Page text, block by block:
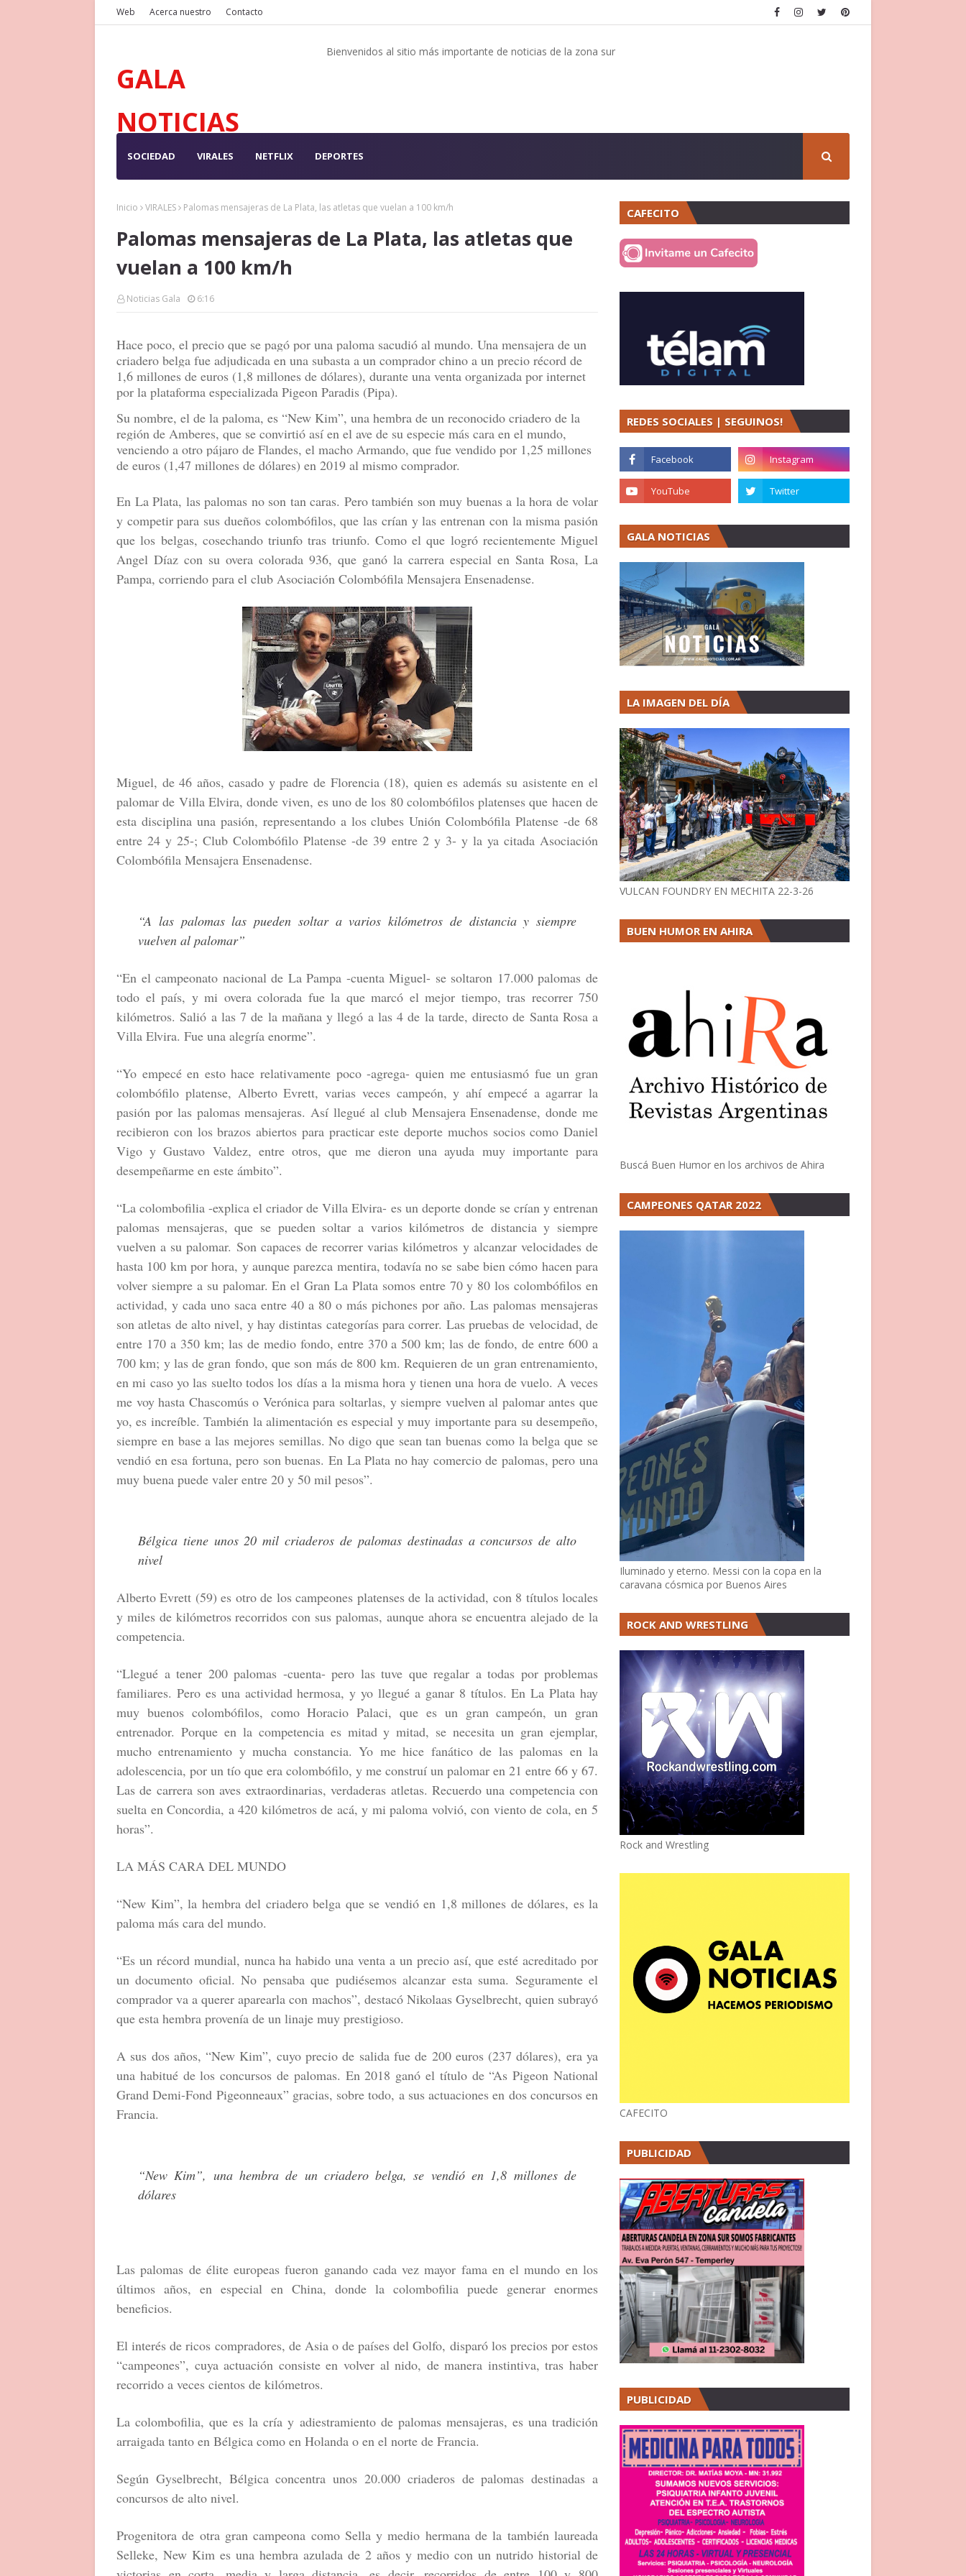
Web Acerca nuestro Contacto
GALA
NOTICIAS
Bienvenidos al sitio más importante de noticias de la zona sur
SOCIEDAD VIRALES NETFLIX DEPORTES
Inicio VIRALES Palomas mensajeras de La Plata, las atletas que vuelan a 100 km/h
Palomas mensajeras de La Plata, las atletas que
vuelan a 100 km/h
Noticias Gala 6:16
Hace poco, el precio que se pagó por una paloma sacudió al mundo. Una mensajera de un
criadero belga fue adjudicada en una subasta a un comprador chino a un precio récord de
1,6 millones de euros (1,8 millones de dólares), durante una venta organizada por internet
por la plataforma especializada Pigeon Paradis (Pipa).
Su nombre, el de la paloma, es “New Kim”, una hembra de un reconocido criadero de la
región de Amberes, que se convirtió así en el ave de su especie más cara en el mundo,
venciendo a otro pájaro de Flandes, el macho Armando, que fue vendido por 1,25 millones
de euros (1,47 millones de dólares) en 2019 al mismo comprador.
En La Plata, las palomas no son tan caras. Pero también son muy buenas a la hora de volar
y competir para sus dueños colombófilos, que las crían y las entrenan con la misma pasión
que los belgas, cosechando triunfo tras triunfo. Como el que logró recientemente Miguel
Angel Díaz con su overa colorada 936, que ganó la carrera especial en Santa Rosa, La
Pampa, corriendo para el club Asociación Colombófila Mensajera Ensenadense.
Miguel, de 46 años, casado y padre de Florencia (18), quien es además su asistente en el
palomar de Villa Elvira, donde viven, es uno de los 80 colombófilos platenses que hacen de
esta disciplina una pasión, representando a los clubes Unión Colombófila Platense -de 68
entre 24 y 25-; Club Colombófilo Platense -de 39 entre 2 y 3- y la ya citada Asociación
Colombófila Mensajera Ensenadense.
“A las palomas las pueden soltar a varios kilómetros de distancia y siempre
vuelven al palomar”
“En el campeonato nacional de La Pampa -cuenta Miguel- se soltaron 17.000 palomas de
todo el país, y mi overa colorada fue la que marcó el mejor tiempo, tras recorrer 750
kilómetros. Salió a las 7 de la mañana y llegó a las 4 de la tarde, directo de Santa Rosa a
Villa Elvira. Fue una alegría enorme”.
“Yo empecé en esto hace relativamente poco -agrega- quien me entusiasmó fue un gran
colombófilo platense, Alberto Evrett, varias veces campeón, y ahí empecé a agarrar la
pasión por las palomas mensajeras. Así llegué al club Mensajera Ensenadense, donde me
recibieron con los brazos abiertos para practicar este deporte muchos socios como Daniel
Vigo y Gustavo Valdez, entre otros, que me dieron una ayuda muy importante para
desempeñarme en este ámbito”.
“La colombofilia -explica el criador de Villa Elvira- es un deporte donde se crían y entrenan
palomas mensajeras, que se pueden soltar a varios kilómetros de distancia y siempre
vuelven a su palomar. Son capaces de recorrer varias kilómetros y alcanzar velocidades de
hasta 100 km por hora, y aunque parezca mentira, todavía no se sabe bien cómo hacen para
volver siempre a su palomar. En el Gran La Plata somos entre 70 y 80 los colombófilos en
actividad, y cada uno saca entre 40 a 80 o más pichones por año. Las palomas mensajeras
son atletas de alto nivel, y hay distintas categorías para correr. Las pruebas de velocidad, de
entre 170 a 350 km; las de medio fondo, entre 370 a 500 km; las de fondo, de entre 600 a
700 km; y las de gran fondo, que son más de 800 km. Requieren de un gran entrenamiento,
en mi caso yo las suelto todos los días a la misma hora y tienen una hora de vuelo. A veces
me voy hasta Chascomús o Verónica para soltarlas, y siempre vuelven al palomar antes que
yo, es increíble. También la alimentación es especial y muy importante para su desempeño,
siempre en base a las mejores semillas. No digo que sean tan buenas como la belga que se
vendió en esa fortuna, pero son buenas. En La Plata no hay comercio de palomas, pero una
muy buena puede valer entre 20 y 50 mil pesos”.
Bélgica tiene unos 20 mil criaderos de palomas destinadas a concursos de alto
nivel
Alberto Evrett (59) es otro de los campeones platenses de la actividad, con 8 títulos locales
y miles de kilómetros recorridos con sus palomas, aunque ahora se encuentra alejado de la
competencia.
“Llegué a tener 200 palomas -cuenta- pero las tuve que regalar a todas por problemas
familiares. Pero es una actividad hermosa, y yo llegué a ganar 8 títulos. En La Plata hay
muy buenos colombófilos, como Horacio Palaci, que es un gran campeón, un gran
entrenador. Porque en la competencia es mitad y mitad, se necesita un gran ejemplar,
mucho entrenamiento y mucha constancia. Yo me hice fanático de las palomas en la
adolescencia, por un tío que era colombófilo, y me construí un palomar en 21 entre 66 y 67.
Las de carrera son aves extraordinarias, verdaderas atletas. Recuerdo una competencia con
suelta en Concordia, a 420 kilómetros de acá, y mi paloma volvió, con viento de cola, en 5
horas”.
LA MÁS CARA DEL MUNDO
“New Kim”, la hembra del criadero belga que se vendió en 1,8 millones de dólares, es la
paloma más cara del mundo.
“Es un récord mundial, nunca ha habido una venta a un precio así, que esté acreditado por
un documento oficial. No pensaba que pudiésemos alcanzar esta suma. Seguramente el
comprador va a querer aparearla con machos”, destacó Nikolaas Gyselbrecht, quien subrayó
que esta hembra provenía de un linaje muy prestigioso.
A sus dos años, “New Kim”, cuyo precio de salida fue de 200 euros (237 dólares), era ya
una habitué de los concursos de palomas. En 2018 ganó el título de “As Pigeon National
Grand Demi-Fond Pigeonneaux” gracias, sobre todo, a sus actuaciones en dos concursos en
Francia.
“New Kim”, una hembra de un criadero belga, se vendió en 1,8 millones de
dólares
Las palomas de élite europeas fueron ganando cada vez mayor fama en el mundo en los
últimos años, en especial en China, donde la colombofilia puede generar enormes
beneficios.
El interés de ricos compradores, de Asia o de países del Golfo, disparó los precios por estos
“campeones”, cuya actuación consiste en volver al nido, de manera instintiva, tras haber
recorrido a veces cientos de kilómetros.
La colombofilia, que es la cría y adiestramiento de palomas mensajeras, es una tradición
arraigada tanto en Bélgica como en Holanda o en el norte de Francia.
Según Gyselbrecht, Bélgica concentra unos 20.000 criaderos de palomas destinadas a
concursos de alto nivel.
Progenitora de otra gran campeona como Sella y medio hermana de la también laureada
Selleke, New Kim es una hembra azulada de 2 años y medio con un nutrido historial de
CAFECITO
REDES SOCIALES | SEGUINOS!
GALA NOTICIAS
LA IMAGEN DEL DÍA
VULCAN FOUNDRY EN MECHITA 22-3-26
BUEN HUMOR EN AHIRA
Buscá Buen Humor en los archivos de Ahira
CAMPEONES QATAR 2022
Iluminado y eterno. Messi con la copa en la
caravana cósmica por Buenos Aires
ROCK AND WRESTLING
Rock and Wrestling
CAFECITO
PUBLICIDAD
PUBLICIDAD